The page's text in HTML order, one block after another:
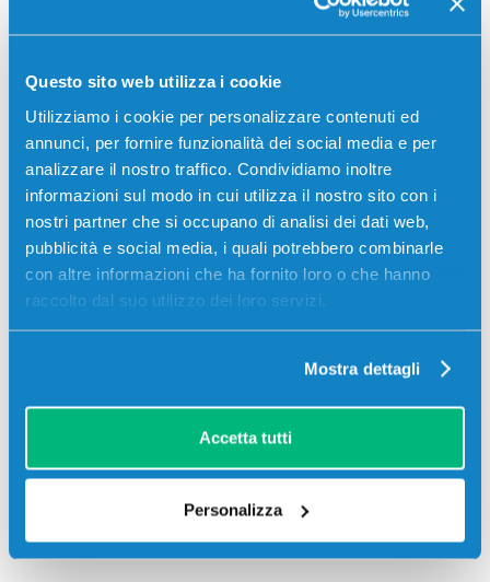
Questo sito web utilizza i cookie
Utilizziamo i cookie per personalizzare contenuti ed
annunci, per fornire funzionalità dei social media e per
analizzare il nostro traffico. Condividiamo inoltre
informazioni sul modo in cui utilizza il nostro sito con i
nostri partner che si occupano di analisi dei dati web,
pubblicità e social media, i quali potrebbero combinarle
con altre informazioni che ha fornito loro o che hanno
raccolto dal suo utilizzo dei loro servizi.
Mostra dettagli
Accetta tutti
Personalizza
SCADE TRA:
giorni ore
Più acquisti, più risparmi:Visita la pagina prodotto per
visualizzare l'offerta
Descrizione
Toner originale Toshiba 6AJ00000055 T4530E NERO
30000 pagine per Stampanti: Toshiba E-STUDIO 255,
Toshiba E-STUDIO 305, Toshiba E-STUDIO 305C,
Toshiba E-STUDIO 355, Toshiba E-STUDIO 455